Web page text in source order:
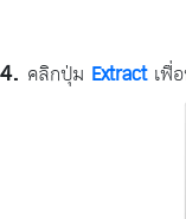
คลิกปุ่ม Extractเพื่อ